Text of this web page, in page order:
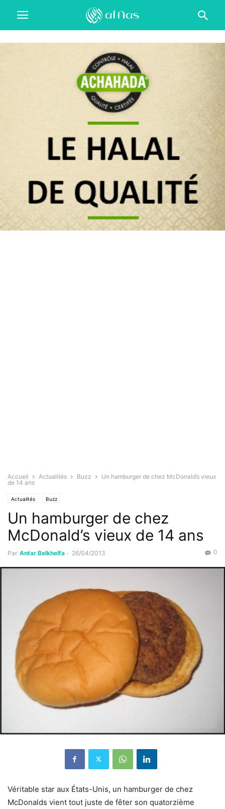
Accueil Actualités Buzz
Un hamburger de chez McDonald’s vieux
de 14 ans
Actualités Buzz
Un hamburger de chez
McDonald’s vieux de 14 ans
Par Antar Belkhelfa - 26/04/2013 0
Véritable star aux États-Unis, un hamburger de chez
McDonalds vient tout juste de fêter son quatorzième